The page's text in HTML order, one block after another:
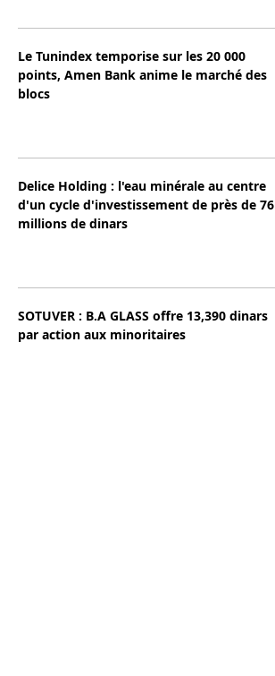
Le Tunindex temporise sur les 20 000
points, Amen Bank anime le marché des
blocs
Delice Holding : l'eau minérale au centre
d'un cycle d'investissement de près de 76
millions de dinars
SOTUVER : B.A GLASS offre 13,390 dinars
par action aux minoritaires